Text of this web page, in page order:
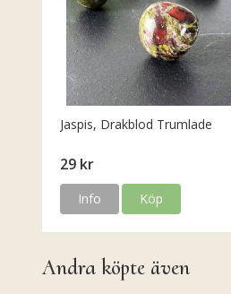
Jaspis, Drakblod Trumlade
29 kr
Info Köp
Andra köpte även